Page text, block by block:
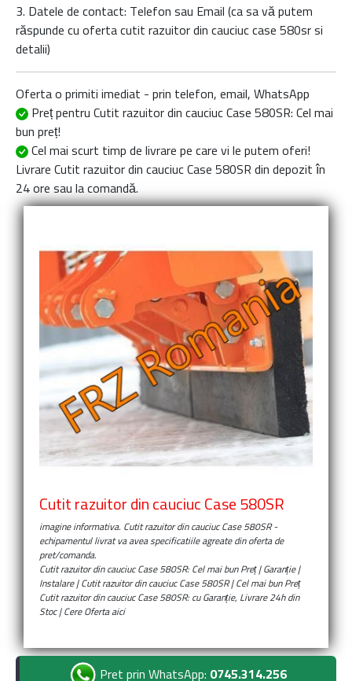
3. Datele de contact: Telefon sau Email (ca sa vă putem
răspunde cu oferta cutit razuitor din cauciuc case 580sr si
detalii)
Oferta o primiti imediat - prin telefon, email, WhatsApp
Preț pentru Cutit razuitor din cauciuc Case 580SR: Cel mai
bun preț!
Cel mai scurt timp de livrare pe care vi le putem oferi!
Livrare Cutit razuitor din cauciuc Case 580SR din depozit în
24 ore sau la comandă.
Cutit razuitor din cauciuc Case 580SR
imagine informativa. Cutit razuitor din cauciuc Case 580SR-
echipamentul livrat va avea specificatiile agreate din oferta de
pret/comanda.
Cutit razuitor din cauciuc Case 580SR: Cel mai bun Preț | Garanție |
Instalare | Cutit razuitor din cauciuc Case 580SR | Cel mai bun Preț
Cutit razuitor din cauciuc Case 580SR: cu Garanție, Livrare 24h din
Stoc | Cere Oferta aici
Pret prin WhatsApp: 0745.314.256